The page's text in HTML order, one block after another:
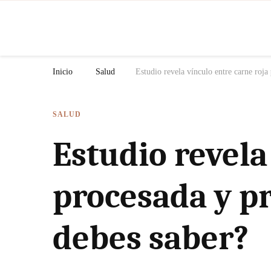
Inicio Salud Estudio revela vínculo entre carne roja
SALUD
Estudio
procesada y
debes saber?